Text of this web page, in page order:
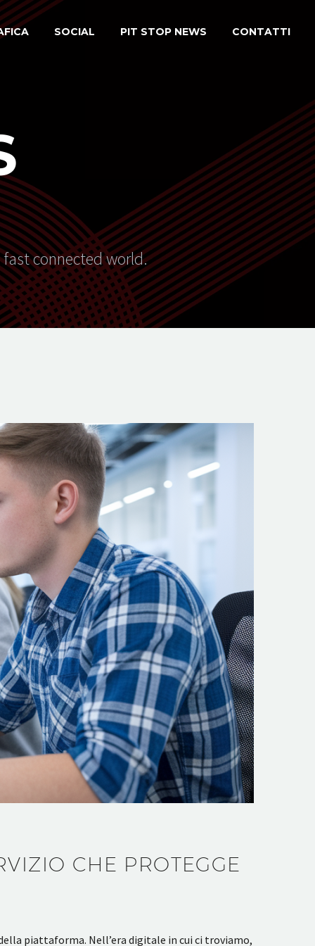
SOCIAL PIT STOP NEWS CONTATTI
connected world.
CHE PROTEGGE
piattaforma. Nell’era digitale in cui ci troviamo,